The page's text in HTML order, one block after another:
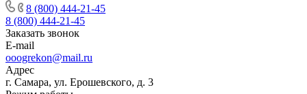
8 (800) 444-21-45
8 (800) 444-21-45
Заказать звонок
E-mail
ooogrekon@mail.ru
Адрес
г. Самара, ул. Ерошевского, д. 3